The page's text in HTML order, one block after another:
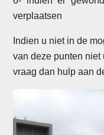
verplaatsen
Indien u niet in de
van deze punten
vraag dan hulp aan